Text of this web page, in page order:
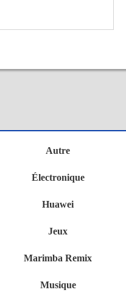
Autre
Électronique
Huawei
Jeux
Marimba Remix
Musique